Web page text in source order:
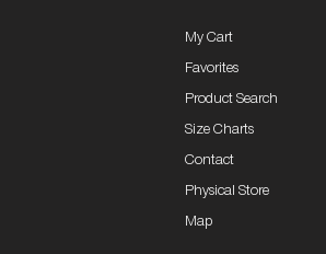
My Cart
Favorites
Product Search
Size Charts
Contact
Physical Store
Map